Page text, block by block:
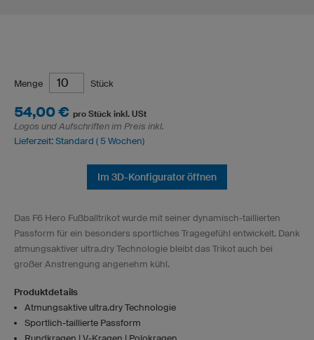
Menge Stück
54,00 € pro Stück inkl. USt
Logos und Aufschriften im Preis inkl.
Lieferzeit: Standard ( 5 Wochen)
Im 3D-Konfigurator öffnen
Das F6 Hero Fußballtrikot wurde mit seiner dynamisch-taillierten
Passform für ein besonders sportliches Tragegefühl entwickelt. Dank
atmungsaktiver ultra.dry Technologie bleibt das Trikot auch bei
großer Anstrengung angenehm kühl.
Produktdetails
Atmungsaktive ultra.dry Technologie
Sportlich-taillierte Passform